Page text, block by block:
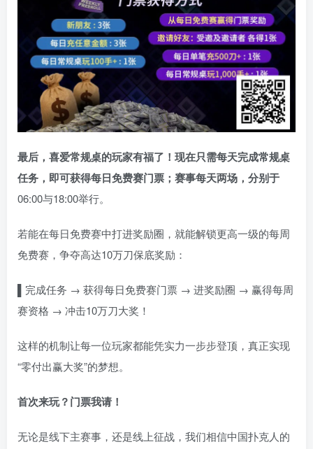
最后，喜爱常规桌的玩家有福了！现在只需每天完成常规桌
任务，即可获得每日免费赛门票；赛事每天两场，分别于
06:00与18:00举行。
若能在每日免费赛中打进奖励圈，就能解锁更高一级的每周
免费赛，争夺高达10万刀保底奖励：
完成任务 → 获得每日免费赛门票 → 进奖励圈 → 赢得每周
赛资格 → 冲击10万刀大奖！
这样的机制让每一位玩家都能凭实力一步步登顶，真正实现
“零付出赢大奖”的梦想。
首次来玩？门票我请！
无论是线下主赛事，还是线上征战，我们相信中国扑克人的